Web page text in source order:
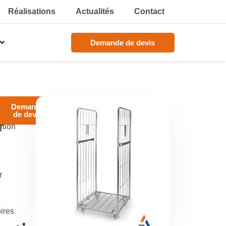
Réalisations Actualités Contact
Demande de devis
Demande
de devis